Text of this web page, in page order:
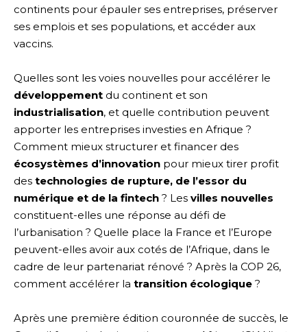
continents pour épauler ses entreprises, préserver
ses emplois et ses populations, et accéder aux
vaccins.
Quelles sont les voies nouvelles pour accélérer le
développement du continent et son
industrialisation, et quelle contribution peuvent
apporter les entreprises investies en Afrique ?
Comment mieux structurer et financer des
écosystèmes d’innovation pour mieux tirer profit
des technologies de rupture, de l’essor du
numérique et de la fintech ? Les villes nouvelles
constituent-elles une réponse au défi de
l’urbanisation ? Quelle place la France et l’Europe
peuvent-elles avoir aux cotés de l’Afrique, dans le
cadre de leur partenariat rénové ? Après la COP 26,
comment accélérer la transition écologique ?
Après une première édition couronnée de succès, le